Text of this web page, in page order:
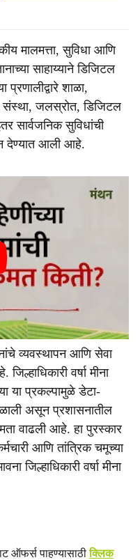
मालमत्ता, सुविधा आणि
साहाय्याने डिजिटल
शाळा,
जलस्रोत, डिजिटल
सार्वजनिक सुविधांची
देण्यात आली आहे.
व्यवस्थापन आणि सेवा
वर्षा मीना
या प्रकल्पामुळे डेटा-
असून प्रशासनातील
वाढली आहे. हा पुरस्कार
आणि तांत्रिक चमूच्या
जिल्हाधिकारी वर्षा मीना
ऑफर्स पाहण्यासाठीक्लिक